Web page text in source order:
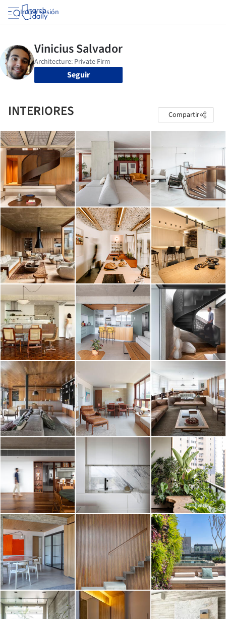
Iniciar sesión
Seguir
INTERIORES Compartir